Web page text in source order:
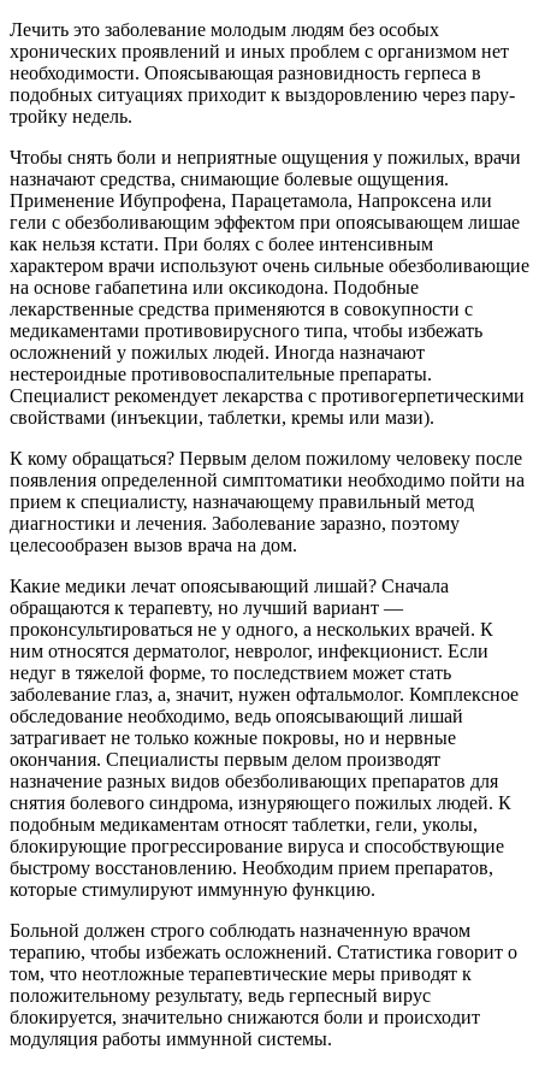
Лечить это заболевание молодым людям без особых
хронических проявлений и иных проблем с организмом нет
необходимости. Опоясывающая разновидность герпеса в
подобных ситуациях приходит к выздоровлению через пару-
тройку недель.
Чтобы снять боли и неприятные ощущения у пожилых, врачи
назначают средства, снимающие болевые ощущения.
Применение Ибупрофена, Парацетамола, Напроксена или
гели с обезболивающим эффектом при опоясывающем лишае
как нельзя кстати. При болях с более интенсивным
характером врачи используют очень сильные обезболивающие
на основе габапетина или оксикодона. Подобные
лекарственные средства применяются в совокупности с
медикаментами противовирусного типа, чтобы избежать
осложнений у пожилых людей. Иногда назначают
нестероидные противовоспалительные препараты.
Специалист рекомендует лекарства с противогерпетическими
свойствами (инъекции, таблетки, кремы или мази).
К кому обращаться? Первым делом пожилому человеку после
появления определенной симптоматики необходимо пойти на
прием к специалисту, назначающему правильный метод
диагностики и лечения. Заболевание заразно, поэтому
целесообразен вызов врача на дом.
Какие медики лечат опоясывающий лишай? Сначала
обращаются к терапевту, но лучший вариант —
проконсультироваться не у одного, а нескольких врачей. К
ним относятся дерматолог, невролог, инфекционист. Если
недуг в тяжелой форме, то последствием может стать
заболевание глаз, а, значит, нужен офтальмолог. Комплексное
обследование необходимо, ведь опоясывающий лишай
затрагивает не только кожные покровы, но и нервные
окончания. Специалисты первым делом производят
назначение разных видов обезболивающих препаратов для
снятия болевого синдрома, изнуряющего пожилых людей. К
подобным медикаментам относят таблетки, гели, уколы,
блокирующие прогрессирование вируса и способствующие
быстрому восстановлению. Необходим прием препаратов,
которые стимулируют иммунную функцию.
Больной должен строго соблюдать назначенную врачом
терапию, чтобы избежать осложнений. Статистика говорит о
том, что неотложные терапевтические меры приводят к
положительному результату, ведь герпесный вирус
блокируется, значительно снижаются боли и происходит
модуляция работы иммунной системы.